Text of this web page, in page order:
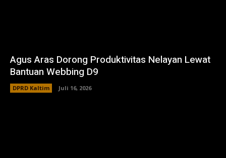
Agus Aras Dorong Produktivitas Nelayan Lewat
Bantuan Webbing D9
DPRD Kaltim Juli 16, 2026